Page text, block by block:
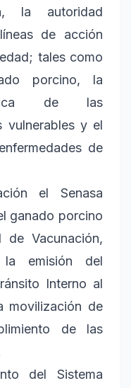
la autoridad
de acción
tales como
porcino, la
de las
vulnerables y el
de
el Senasa
ganado porcino
Vacunación,
emisión del
Interno al
movilización de
de las
del Sistema